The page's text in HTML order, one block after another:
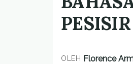
OLEH Florence